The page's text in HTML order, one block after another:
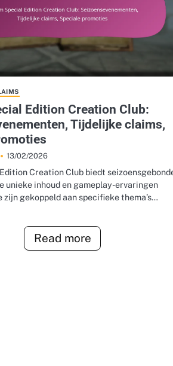
Edition Creation Club:
Tijdelijke claims,
13/02/2026
Creation Club biedt
unieke inhoud en gameplay-ervaringen
gekoppeld aan specifieke thema’s…
Read more